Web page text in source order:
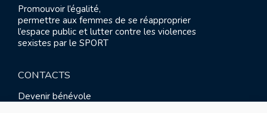
Promouvoir l’égalité,
permettre aux femmes de se réapproprier
l’espace public et lutter contre les violences
sexistes par le SPORT
CONTACTS
Devenir bénévole